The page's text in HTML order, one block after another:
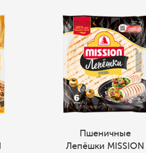
Пшеничные
Лепёшки MISSION